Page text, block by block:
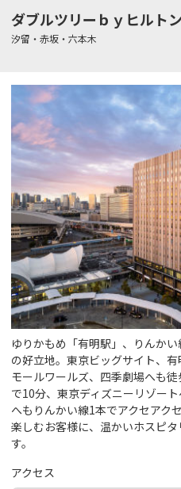
ダブルツリーｂｙヒルト
汐留・赤坂・六本木
ゆりかもめ「有明駅」、りんか
の好立地。東京ビッグサイト、
モールワールズ、四季劇場へも
で10分、東京ディズニーリゾー
へもりんかい線1本でアクセアク
楽しむお客様に、温かいホスピ
す。
アクセス